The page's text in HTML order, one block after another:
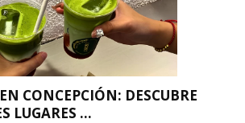
CONCEPCIÓN: DESCUBRE
LUGARES ...